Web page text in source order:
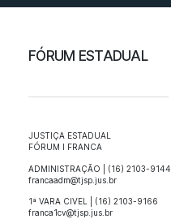
FÓRUM ESTADUAL
JUSTIÇA ESTADUAL
FÓRUM I FRANCA
ADMINISTRAÇÃO | (16) 2103-9144
francaadm@tjsp.jus.br
1ª VARA CIVEL | (16) 2103-9166
franca1cv@tjsp.jus.br